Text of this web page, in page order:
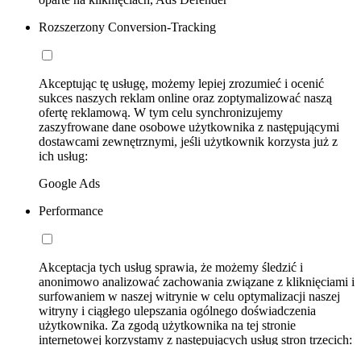
Rozszerzony Conversion-Tracking
Akceptując tę usługę, możemy lepiej zrozumieć i ocenić
sukces naszych reklam online oraz zoptymalizować naszą
ofertę reklamową. W tym celu synchronizujemy
zaszyfrowane dane osobowe użytkownika z następującymi
dostawcami zewnętrznymi, jeśli użytkownik korzysta już z
ich usług:
Google Ads
Performance
Akceptacja tych usług sprawia, że możemy śledzić i
anonimowo analizować zachowania związane z kliknięciami i
surfowaniem w naszej witrynie w celu optymalizacji naszej
witryny i ciągłego ulepszania ogólnego doświadczenia
użytkownika. Za zgodą użytkownika na tej stronie
internetowej korzystamy z następujących usług stron trzecich: